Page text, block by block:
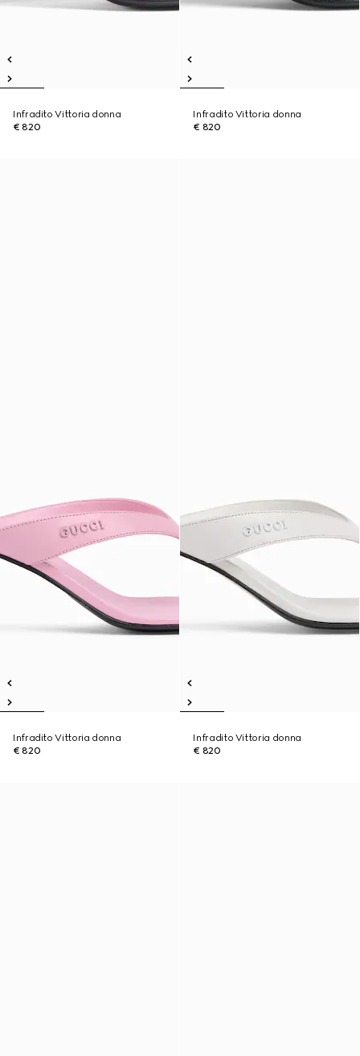
Infradito Vittoria donna
€ 820
Infradito Vittoria donna
€ 820
Infradito Vittoria donna
€ 820
Infradito Vittoria donna
€ 820